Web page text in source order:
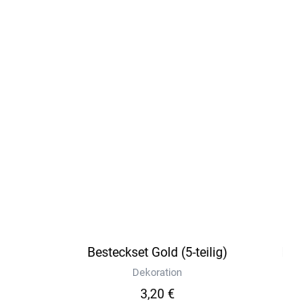
Besteckset Gold (5-teilig)
Dekoration
3,20 €